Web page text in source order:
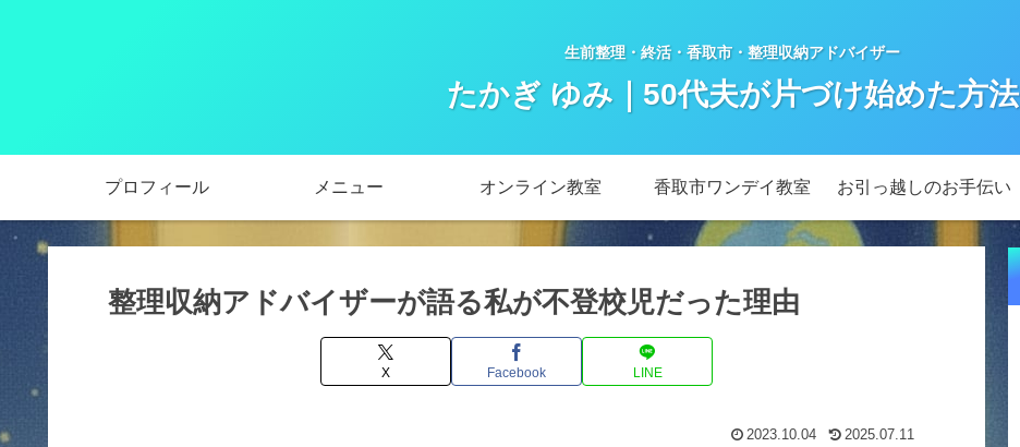
生前整理・終活・香取市・整理収納アドバイザー
たかぎ ゆみ｜50代夫が片づけ始めた方法
プロフィール メニュー オンライン教室 香取市ワンデイ教室 お引っ越しのお手伝い
整理収納アドバイザーが語る私が不登校児だった理由
X Facebook LINE
2023.10.04 2025.07.11